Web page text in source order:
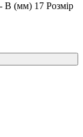
B (мм) 17 Розмір